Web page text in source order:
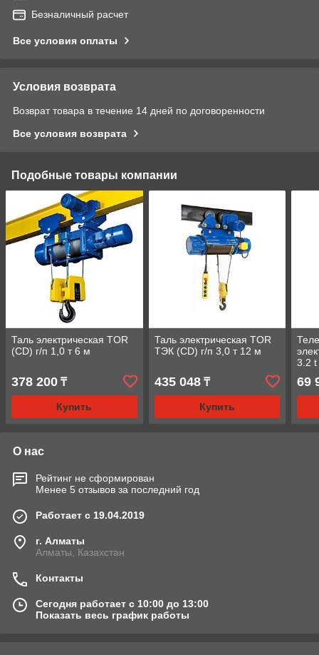
Безналичный расчет
Все условия оплаты
Условия возврата
Возврат товара в течение 14 дней по договоренности
Все условия возврата
Подобные товары компании
Таль электрическая TOR
(CD) г/п 1,0 т 6 м
378 200 ₸
Купить
Таль электрическая TOR
ТЭК (CD) г/п 3,0 т 12 м
435 048₸
Купить
3.2 t
69
О нас
Рейтинг не сформирован
Менее 5 отзывов за последний год
Работает с 19.04.2019
г. Алматы
Алматы, Казахстан
Контакты
Сегодня работает с 10:00 до 13:00
Показать весь график работы